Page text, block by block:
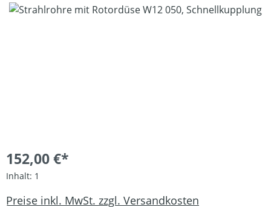
Bildergalerie überspringen
152,00 €*
Inhalt: 1
Preise inkl. MwSt. zzgl. Versandkosten